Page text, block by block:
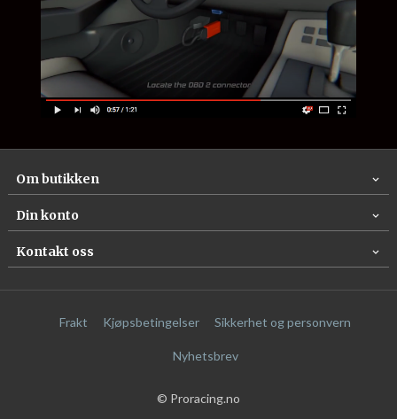
Om butikken
Din konto
Kontakt oss
Frakt Kjøpsbetingelser Sikkerhet og personvern
Nyhetsbrev
© Proracing.no